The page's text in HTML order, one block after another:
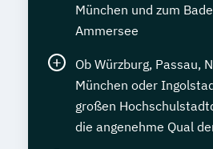
München und zum
Ammersee
Ob Würzburg, Passau,
München oder
großen
die angenehme Qual